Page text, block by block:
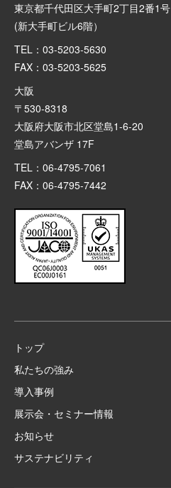
東京都千代田区大手町2丁目2番1号
(新大手町ビル6階）
TEL：03-5203-5630
FAX：03-5203-5625
大阪
〒530-8318
大阪府大阪市北区堂島1-6-20
堂島アバンザ 17F
TEL：06-4795-7061
FAX：06-4795-7442
トップ
私たちの強み
導入事例
展示会・セミナー情報
お知らせ
サステナビリティ